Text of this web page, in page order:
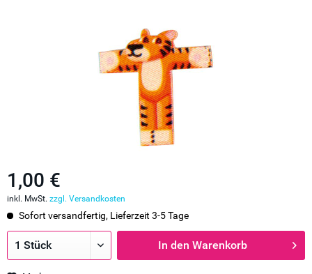
1,00 €
inkl. MwSt. zzgl. Versandkosten
Sofort versandfertig, Lieferzeit 3-5 Tage
In den Warenkorb